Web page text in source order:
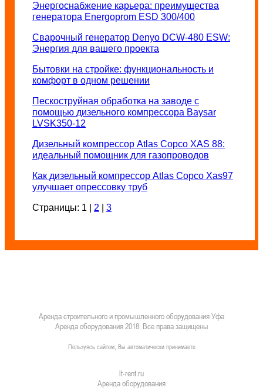
Энергоснабжение карьера: преимущества
генератора Energoprom ESD 300/400
Сварочный генератор Denyo DCW-480 ESW:
Энергия для вашего проекта
Бытовки на стройке: функциональность и
комфорт в одном решении
Пескоструйная обработка на заводе с
помощью дизельного компрессора Baysar
LVSK350-12
Дизельный компрессор Atlas Copco XAS 88:
идеальный помощник для газопроводов
Как дизельный компрессор Atlas Copco Xas97
улучшает опрессовку труб
Страницы: 1 2 3
Аренда строительного и промышленного оборудования Уфа
Аренда оборудования 2018. Все права защищены
Пользуясь сайтом, Вы автоматически принимаете
lt-rent.ru
Аренда оборудования